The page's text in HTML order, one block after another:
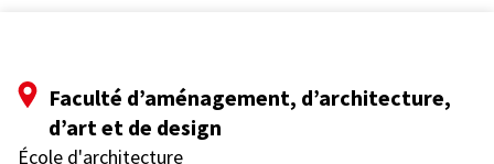
Faculté d’aménagement, d’architecture,
d’art et de design
École d'architecture